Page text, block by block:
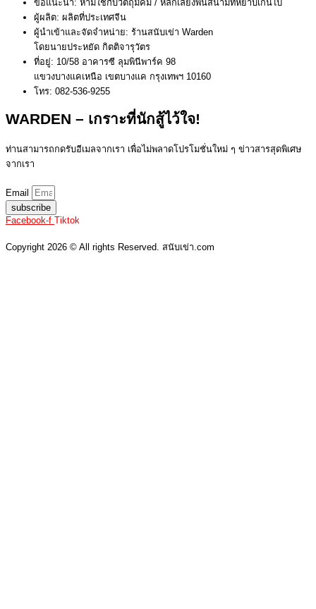
ข้อแนะนำ: ห้ามใช้กับวัตถุมีคม / หลีกเลี่ยงพื้นสนามที่หยาบเกินไป
ผู้ผลิต: ผลิตที่ประเทศจีน
ผู้นำเข้าและจัดจำหน่าย: ร้านสนับเข่า Warden
โดยนายประหยัด กิตติจารุวัตร
ที่อยู่: 10/58 อาคารซี ลุมพินีพาร์ค 98
แขวงบางแคเหนือ เขตบางแค กรุงเทพฯ 10160
โทร: 082-536-9255
WARDEN – เกราะที่นักสู้ไว้ใจ!
ท่านสามารถกดรับอีเมลจากเรา เพื่อไม่พลาดโปรโมชั่นใหม่ ๆ ข่าวสารสุดพิเศษ
จากเรา
Email
subscribe
Facebook-f Tiktok
Copyright 2026 © All rights Reserved. สนับเข่า.com